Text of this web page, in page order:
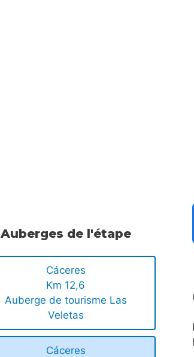
Auberges de l'étape
Cáceres
Km 12,6
Auberge de tourisme Las
Veletas
Cáceres